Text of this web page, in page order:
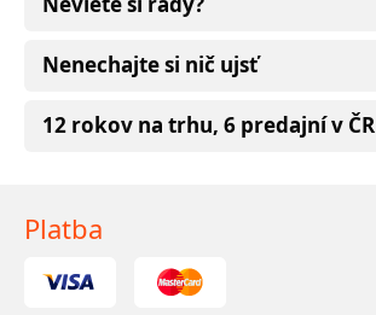
Nenechajte si nič ujsť
12 rokov na trhu, 6 predajní v ČR
Platba